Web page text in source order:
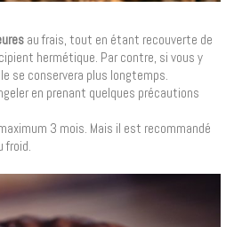
au frais, tout en étant recouverte de
hermétique. Par contre, si vous y
se conservera plus longtemps.
en prenant quelques précautions
3 mois. Mais il est recommandé
froid.